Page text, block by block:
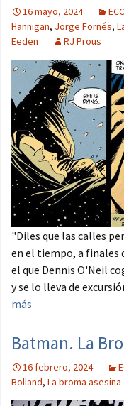
16 mayo, 2024 ECC
Hannigan, Jorge Fornés,
Eeden
RJ Prous
"Diles que las calles
en el tiempo, a finales
el que Dennis O'Neil
y se lo lleva de
más
Batman. La
16 febrero, 2024
Bolland, La broma asesina